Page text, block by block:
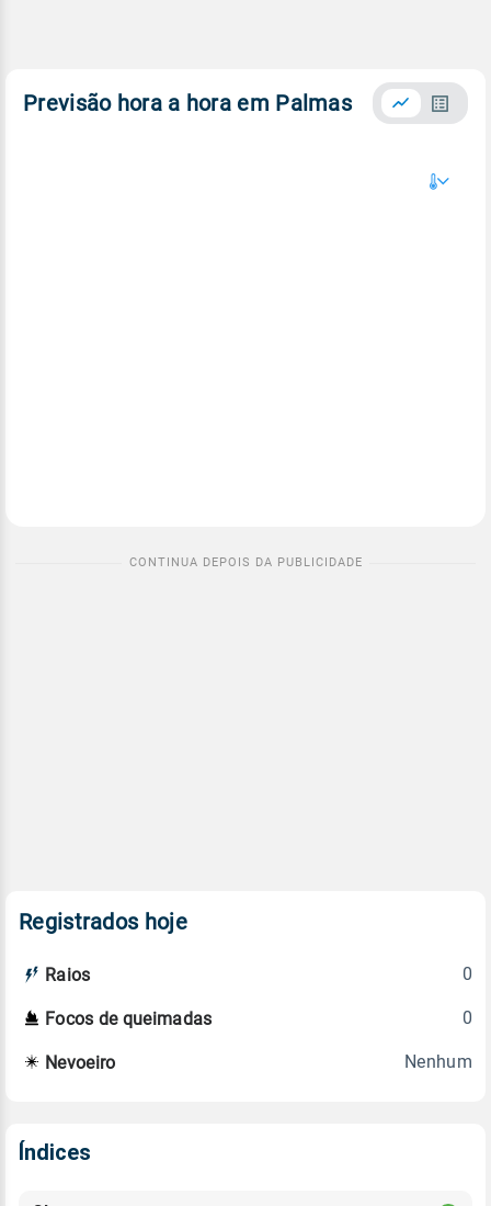
Previsão hora a hora em Palmas
Registrados hoje
Raios 0
Focos de queimadas 0
Nevoeiro Nenhum
Índices